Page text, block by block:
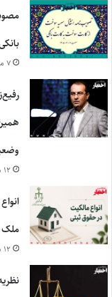
۷ مرداد ۱۴۰۵
۱۲ مرداد ۱۴۰۵
ملک
۱۲ مرداد ۱۴۰۵